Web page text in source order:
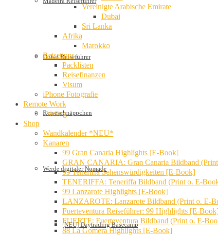
Dubai Reiseführer
Reiseschnäppchen
Werde digitaler Nomade
[NEU] Daytrading Basecamp
Vereinigte Arabische Emirate
Dubai
Sri Lanka
Afrika
Marokko
Reisetipps
Packlisten
Reisefinanzen
Visum
iPhone Fotografie
Remote Work
Trading
Shop
Wandkalender *NEU*
Kanaren
99 Gran Canaria Highlights [E-Book]
GRAN CANARIA: Gran Canaria Bildband
99 Teneriffa Sehenswürdigkeiten [E-Book]
TENERIFFA: Teneriffa Bildband (Print o. E-
99 Lanzarote Highlights [E-Book]
LANZAROTE: Lanzarote Bildband (Print o. E-
Fuerteventura Reiseführer: 99 Highlights [E-
FUERTE: Fuerteventura Bildband (Print o. E-
88 La Gomera Highlights [E-Book]